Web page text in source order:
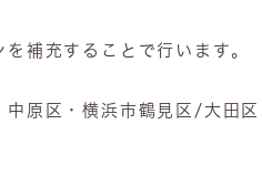
補充することで行います。
中原区・横浜市鶴見区/大田